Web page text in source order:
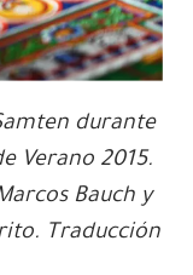
durante
Verano 2015.
Bauch y
Traducción